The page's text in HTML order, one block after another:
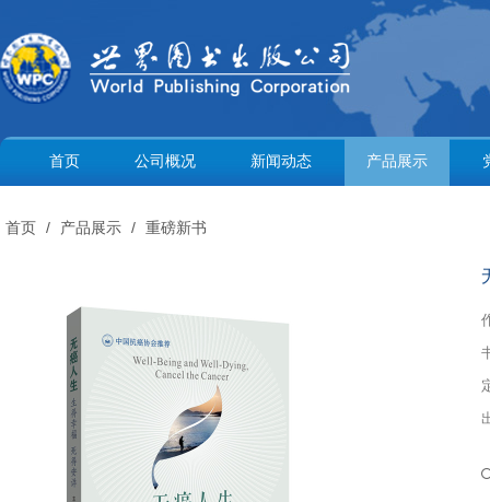
首页 公司概况 新闻动态 产品展示
首页 / 产品展示 / 重磅新书